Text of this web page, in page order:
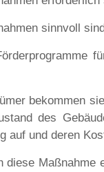
sinnvoll
bekommen
des
auf und deren
diese Maßnahme